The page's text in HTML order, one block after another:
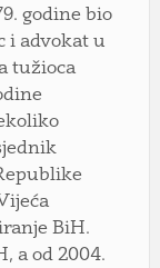
godine bio
i advokat u
tužioca
BiH.
a od 2004.